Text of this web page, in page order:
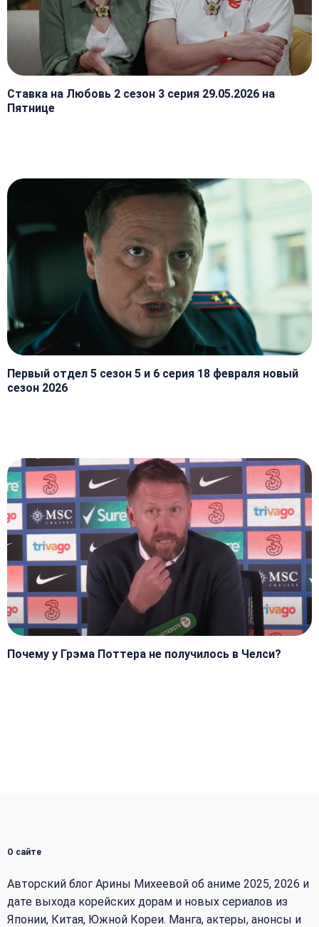
Ставка на Любовь 2 сезон 3 серия 29.05.2026 на
Пятнице
Первый отдел 5 сезон 5 и 6 серия 18 февраля новый
сезон 2026
Почему у Грэма Поттера не получилось в Челси?
О сайте
Авторский блог Арины Михеевой об аниме 2025, 2026 и
дате выхода корейских дорам и новых сериалов из
Японии, Китая, Южной Кореи. Манга, актеры, анонсы и